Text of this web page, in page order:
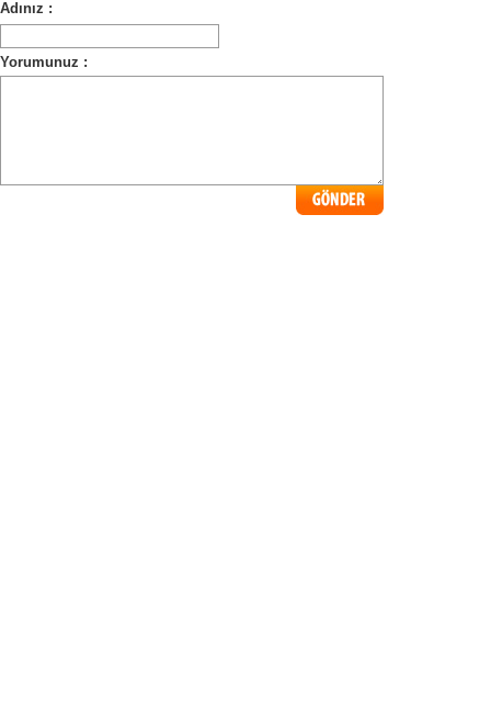
Adınız :
Yorumunuz :